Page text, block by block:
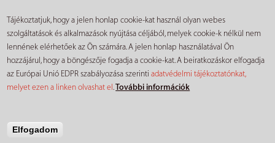
Tájékoztatjuk, hogy a jelen honlap cookie-kat használ olyan webes
szolgáltatások és alkalmazások nyújtása céljából, melyek cookie-k nélkül nem
lennének elérhetőek az Ön számára. A jelen honlap használatával Ön
hozzájárul, hogy a böngészője fogadja a cookie-kat. A beiratkozáskor elfogadja
az Európai Unió EDPR szabályozása szerintiadatvédelmi tájékoztatónkat,
melyet ezen a linken olvashat el.További információk
Elfogadom